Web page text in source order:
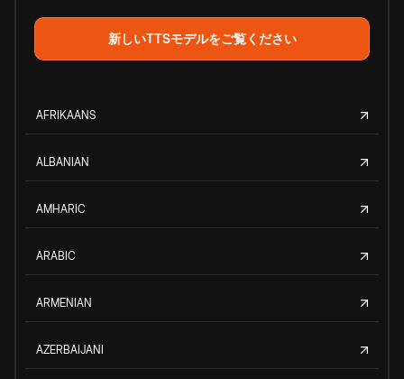
新しいTTSモデルをご覧ください
AFRIKAANS
ALBANIAN
AMHARIC
ARABIC
ARMENIAN
AZERBAIJANI